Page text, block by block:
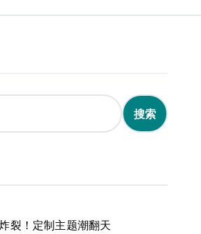
裂！定制主题潮翻天